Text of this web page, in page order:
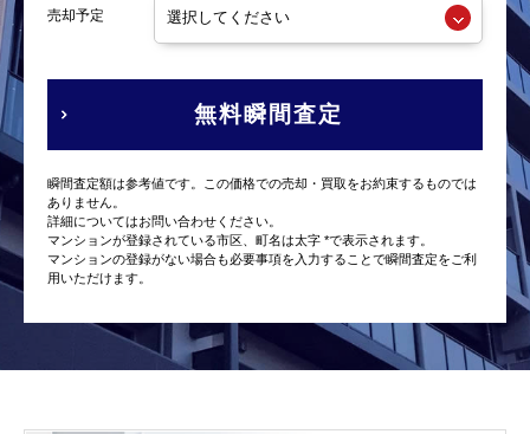
売却予定
無料瞬間査定
瞬間査定額は参考値です。この価格での売却・買取をお約束するものでは
ありません。
詳細についてはお問い合わせください。
マンションが登録されている市区、町名は太字 *で表示されます。
マンションの登録がない場合も必要事項を入力することで瞬間査定をご利
用いただけます。